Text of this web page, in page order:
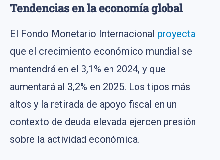
Tendencias en la economía global
El Fondo Monetario Internacional proyecta
que el crecimiento económico mundial se
mantendrá en el 3,1% en 2024, y que
aumentará al 3,2% en 2025. Los tipos más
altos y la retirada de apoyo fiscal en un
contexto de deuda elevada ejercen presión
sobre la actividad económica.